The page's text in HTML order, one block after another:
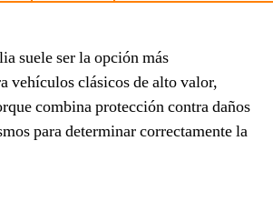
suele ser la opción más
vehículos clásicos de alto valor,
combina protección contra daños
para determinar correctamente la